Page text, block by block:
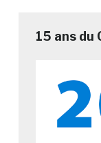
15 ans du